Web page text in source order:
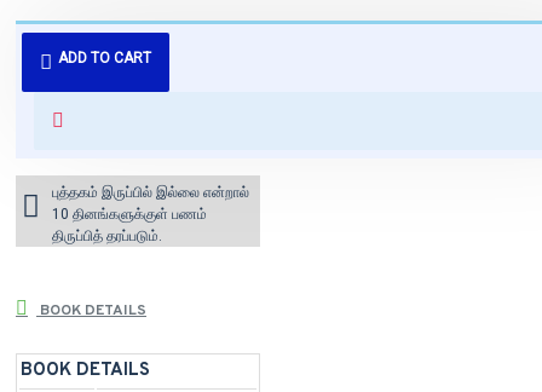
ADD TO CART
புத்தகம் 3 - 7 நாட்களில் அனுப்பி
வைக்கப்படும்.
for orders above ₹1000 within
புத்தகம் இருப்பில் இல்லை என்றால்
10 தினங்களுக்குள் பணம்
திருப்பித் தரப்படும்.
BOOK DETAILS
BOOK DETAILS